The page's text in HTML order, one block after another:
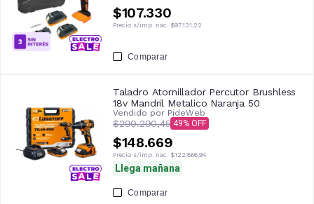
$107.330
Precio s/imp. nac. $97.131,22
Comparar
Taladro Atornillador Percutor Brushless
18v Mandril Metalico Naranja 50
Vendido por PideWeb
$290.290,45 49
$148.669
Precio s/imp. nac. $122.866,94
Llega mañana
Comparar